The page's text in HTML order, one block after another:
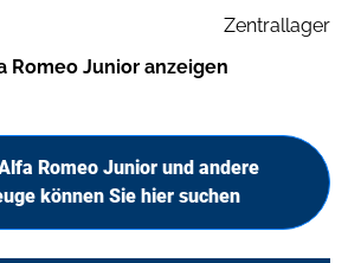
Zentrallager
Romeo Junior anzeigen
Romeo Junior und andere
können Sie hier suchen